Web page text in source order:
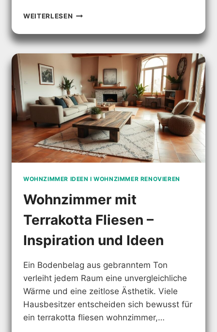
WEITERLESEN WOHNZIMMER
IDEEN:
GESTALTE
DEIN
WOHNZIMMER
INDIVIDUELL
WOHNZIMMER IDEEN I WOHNZIMMER RENOVIEREN
Wohnzimmer mit
Terrakotta Fliesen –
Inspiration und Ideen
Ein Bodenbelag aus gebranntem Ton
verleiht jedem Raum eine unvergleichliche
Wärme und eine zeitlose Ästhetik. Viele
Hausbesitzer entscheiden sich bewusst für
ein terrakotta fliesen wohnzimmer,…